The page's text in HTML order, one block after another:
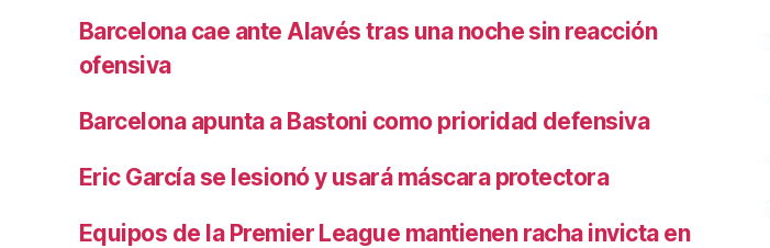
Barcelona cae ante Alavés tras una noche sin reacción
ofensiva
Barcelona apunta a Bastoni como prioridad defensiva
Eric García se lesionó y usará máscara protectora
Equipos de la Premier League mantienen racha invicta en